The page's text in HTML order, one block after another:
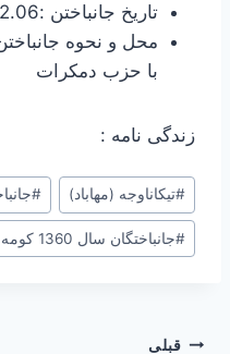
تاریخ جانباختن :1360.02.06
محل و نحوه
با حزب دمکرات
زندگی نامه :
برچسب‌های
نوشته:
#تیکاناوجه (مهاباد) #
#جانباختگان سال 1360 کومه له
قبلی